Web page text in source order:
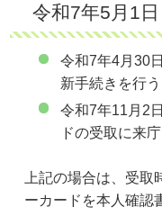
令和7年5月1日
令和7年4月30
新手続きを行う
令和7年11月2
ドの受取に来庁
上記の場合は、受取
ーカードを本人確認